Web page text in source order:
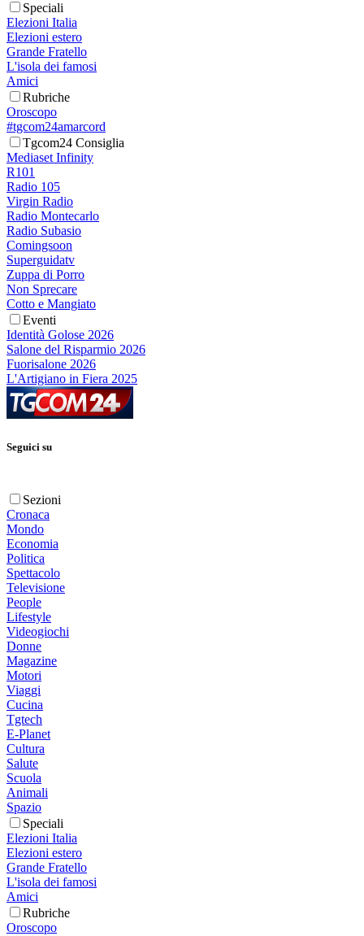
Speciali
Elezioni Italia
Elezioni estero
Grande Fratello
L'isola dei famosi
Amici
Rubriche
Oroscopo
#tgcom24amarcord
Tgcom24 Consiglia
Mediaset Infinity
R101
Radio 105
Virgin Radio
Radio Montecarlo
Radio Subasio
Comingsoon
Superguidatv
Zuppa di Porro
Non Sprecare
Cotto e Mangiato
Eventi
Identità Golose 2026
Salone del Risparmio 2026
Fuorisalone 2026
L'Artigiano in Fiera 2025
Seguici su
Sezioni
Cronaca
Mondo
Economia
Politica
Spettacolo
Televisione
People
Lifestyle
Videogiochi
Donne
Magazine
Motori
Viaggi
Cucina
Tgtech
E-Planet
Cultura
Salute
Scuola
Animali
Spazio
Speciali
Elezioni Italia
Elezioni estero
Grande Fratello
L'isola dei famosi
Amici
Rubriche
Oroscopo